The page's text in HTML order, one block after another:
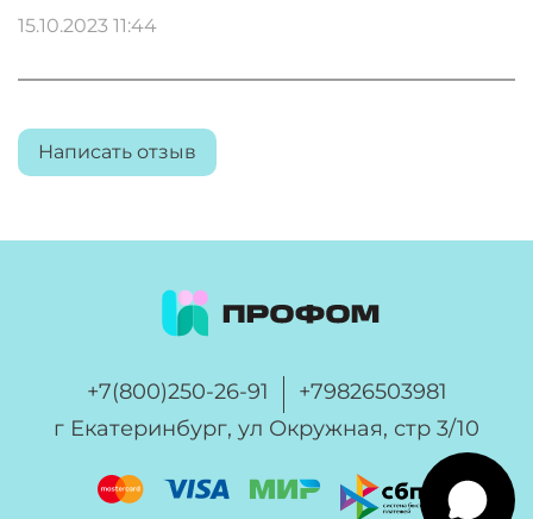
15.10.2023 11:44
Написать отзыв
+7(800)250-26-91
+79826503981
г Екатеринбург, ул Окружная, стр 3/10